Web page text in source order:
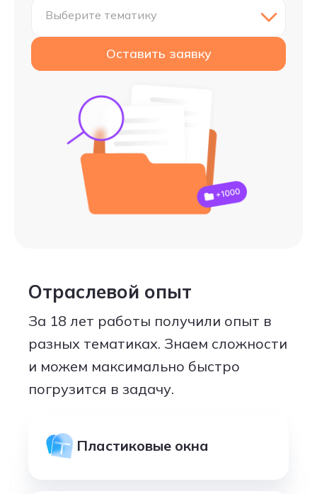
Выберите тематику
Оставить заявку
Отраслевой опыт
За 18 лет работы получили опыт в
разных тематиках. Знаем сложности
и можем максимально быстро
погрузится в задачу.
Пластиковые окна